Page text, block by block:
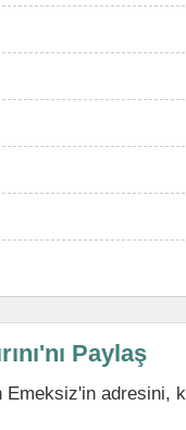
Paylaş
Emeksiz'in adresini,